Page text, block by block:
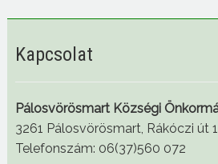
Kapcsolat
Pálosvörösmart Községi
3261 Pálosvörösmart, Rákóczi út
Telefonszám: 06(37)560 072